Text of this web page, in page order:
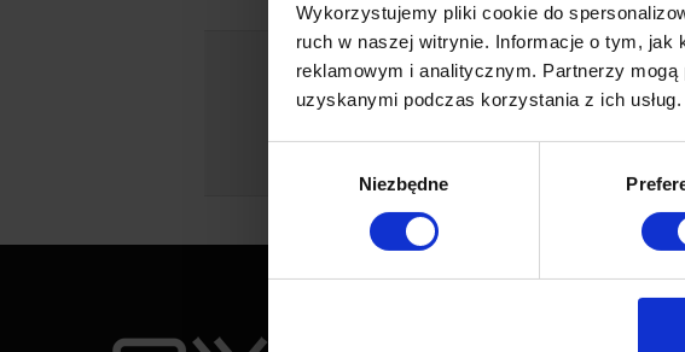
Wykorzystujemy pliki cookie do
ruch w naszej witrynie. Informacje o tym, jak
reklamowym i analitycznym. Partnerzy
uzyskanymi podczas korzystania z ich usług.
Niezbędne
Dowiedz się więcej na temat firmy
Jeśli jesteś gotowy zobaczyć